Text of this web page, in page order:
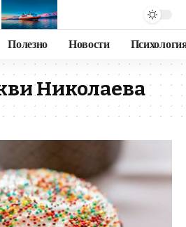
Полезно Новости
Николаева